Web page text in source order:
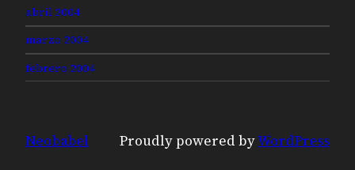
abril 2004
marzo 2004
febrero 2004
Neobabel Proudly powered byWordPress